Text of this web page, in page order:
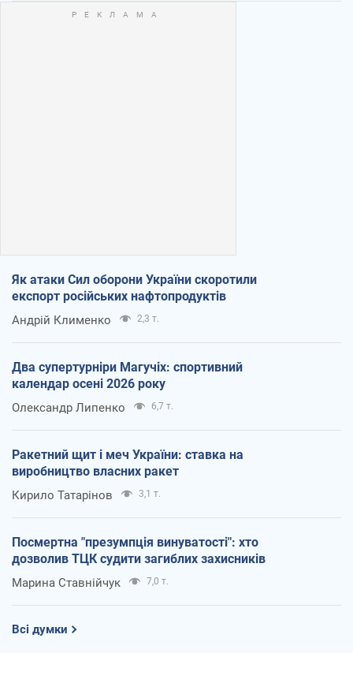
Як атаки Сил оборони України скоротили
експорт російських нафтопродуктів
Андрій Клименко 2,3 т.
Два супертурніри Магучіх: спортивний
календар осені 2026 року
Олександр Липенко 6,7 т.
Ракетний щит і меч України: ставка на
виробництво власних ракет
Кирило Татарінов 3,1 т.
Посмертна "презумпція винуватості": хто
дозволив ТЦК судити загиблих захисників
Марина Ставнійчук 7,0 т.
Всі думки